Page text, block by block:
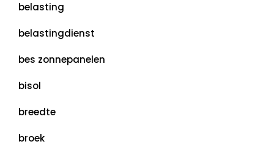
belasting
belastingdienst
bes zonnepanelen
bisol
breedte
broek